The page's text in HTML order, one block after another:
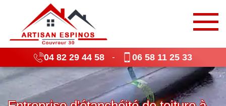
04 82 29 44 58 - 06 58 11 25 33